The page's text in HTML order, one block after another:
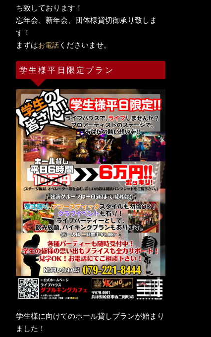
ち致しております！
忘年会、新年会、団体様貸切御承り致しま
す！
まずはお電話 くださいませ。
学生様平日限定プラン
学生様に向けてのホール貸しプランが始まり
ました！